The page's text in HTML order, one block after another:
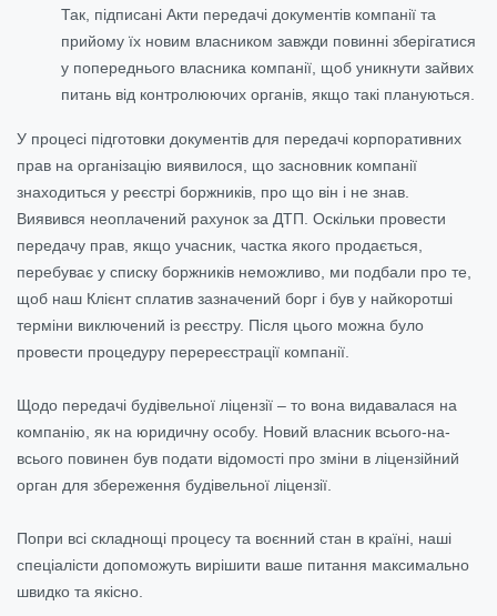
Так, підписані Акти передачі документів компанії та
прийому їх новим власником завжди повинні зберігатися
у попереднього власника компанії, щоб уникнути зайвих
питань від контролюючих органів, якщо такі плануються.
У процесі підготовки документів для передачі корпоративних
прав на організацію виявилося, що засновник компанії
знаходиться у реєстрі боржників, про що він і не знав.
Виявився неоплачений рахунок за ДТП. Оскільки провести
передачу прав, якщо учасник, частка якого продається,
перебуває у списку боржників неможливо, ми подбали про те,
щоб наш Клієнт сплатив зазначений борг і був у найкоротші
терміни виключений із реєстру. Після цього можна було
провести процедуру перереєстрації компанії.
Щодо передачі будівельної ліцензії – то вона видавалася на
компанію, як на юридичну особу. Новий власник всього-на-
всього повинен був подати відомості про зміни в ліцензійний
орган для збереження будівельної ліцензії.
Попри всі складнощі процесу та воєнний стан в країні, наші
спеціалісти допоможуть вирішити ваше питання максимально
швидко та якісно.